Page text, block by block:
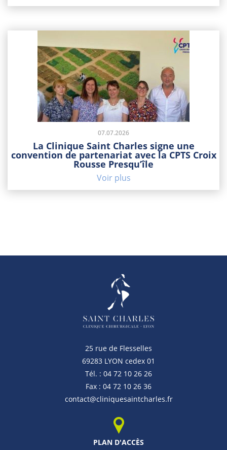
07.07.2026
La Clinique Saint Charles signe une
convention de partenariat avec la CPTS Croix
Rousse Presqu’île
Voir plus
25 rue de Flesselles
69283 LYON cedex 01
Tél. : 04 72 10 26 26
Fax : 04 72 10 26 36
contact@cliniquesaintcharles.fr
PLAN D'ACCÈS